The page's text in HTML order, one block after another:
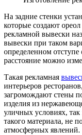
На задние стенки
которые создают
рекламной вывески
вывески при таком
определенном
расстояние можно
Такая рекламная
интерьеров
загромождают стены
изделия из
уличных условиях,
такого материала, не
атмосферных явлений.